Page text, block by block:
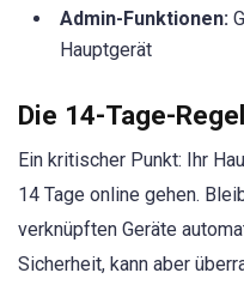
Admin-Funktionen:
Hauptgerät
Die 14-Tage-
Ein kritischer Punkt: Ihr
14 Tage online gehen.
verknüpften Geräte
Sicherheit, kann aber